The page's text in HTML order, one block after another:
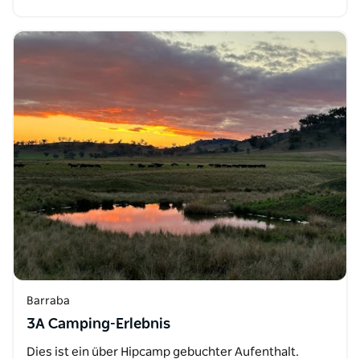
Barraba
3A Camping-Erlebnis
Dies ist ein über Hipcamp gebuchter Aufenthalt.